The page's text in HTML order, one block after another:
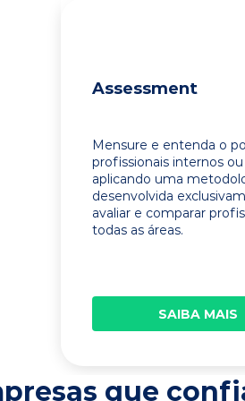
Assessment
Mensure e entenda o
profissionais internos
aplicando uma
desenvolvida
avaliar e comparar
todas as áreas.
SAIBA MAIS
que